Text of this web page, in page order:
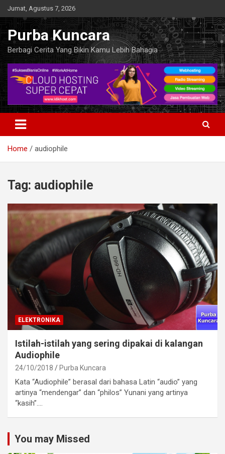
Skip
to
content
Jumat, Agustus 7, 2026
Purba Kuncara
Berbagi Cerita Yang Bikin Kamu Lebih Bahagia
Home audiophile
Tag: audiophile
ELEKTRONIKA
Istilah-istilah yang sering dipakai di kalangan
Audiophile
24/10/2018 Purba Kuncara
Kata “Audiophile” berasal dari bahasa Latin “audio” yang
artinya “mendengar” dan “philos” Yunani yang artinya
“kasih”.…
You may Missed